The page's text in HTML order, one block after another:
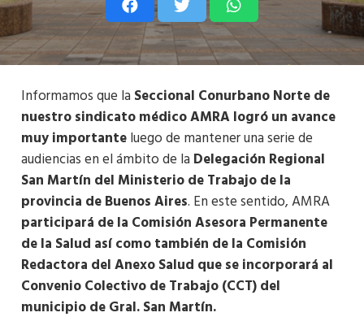
Informamos que la Seccional Conurbano Norte de
nuestro sindicato médico AMRA logró un avance
muy importanteluego de mantener una serie de
audiencias en el ámbito de la Delegación Regional
San Martín del Ministerio de Trabajo de la
provincia de Buenos Aires. En este sentido, AMRA
participará de la Comisión Asesora Permanente
de la Salud así como también de la Comisión
Redactora del Anexo Salud que se incorporará al
Convenio Colectivo de Trabajo (CCT) del
municipio de Gral. San Martín.